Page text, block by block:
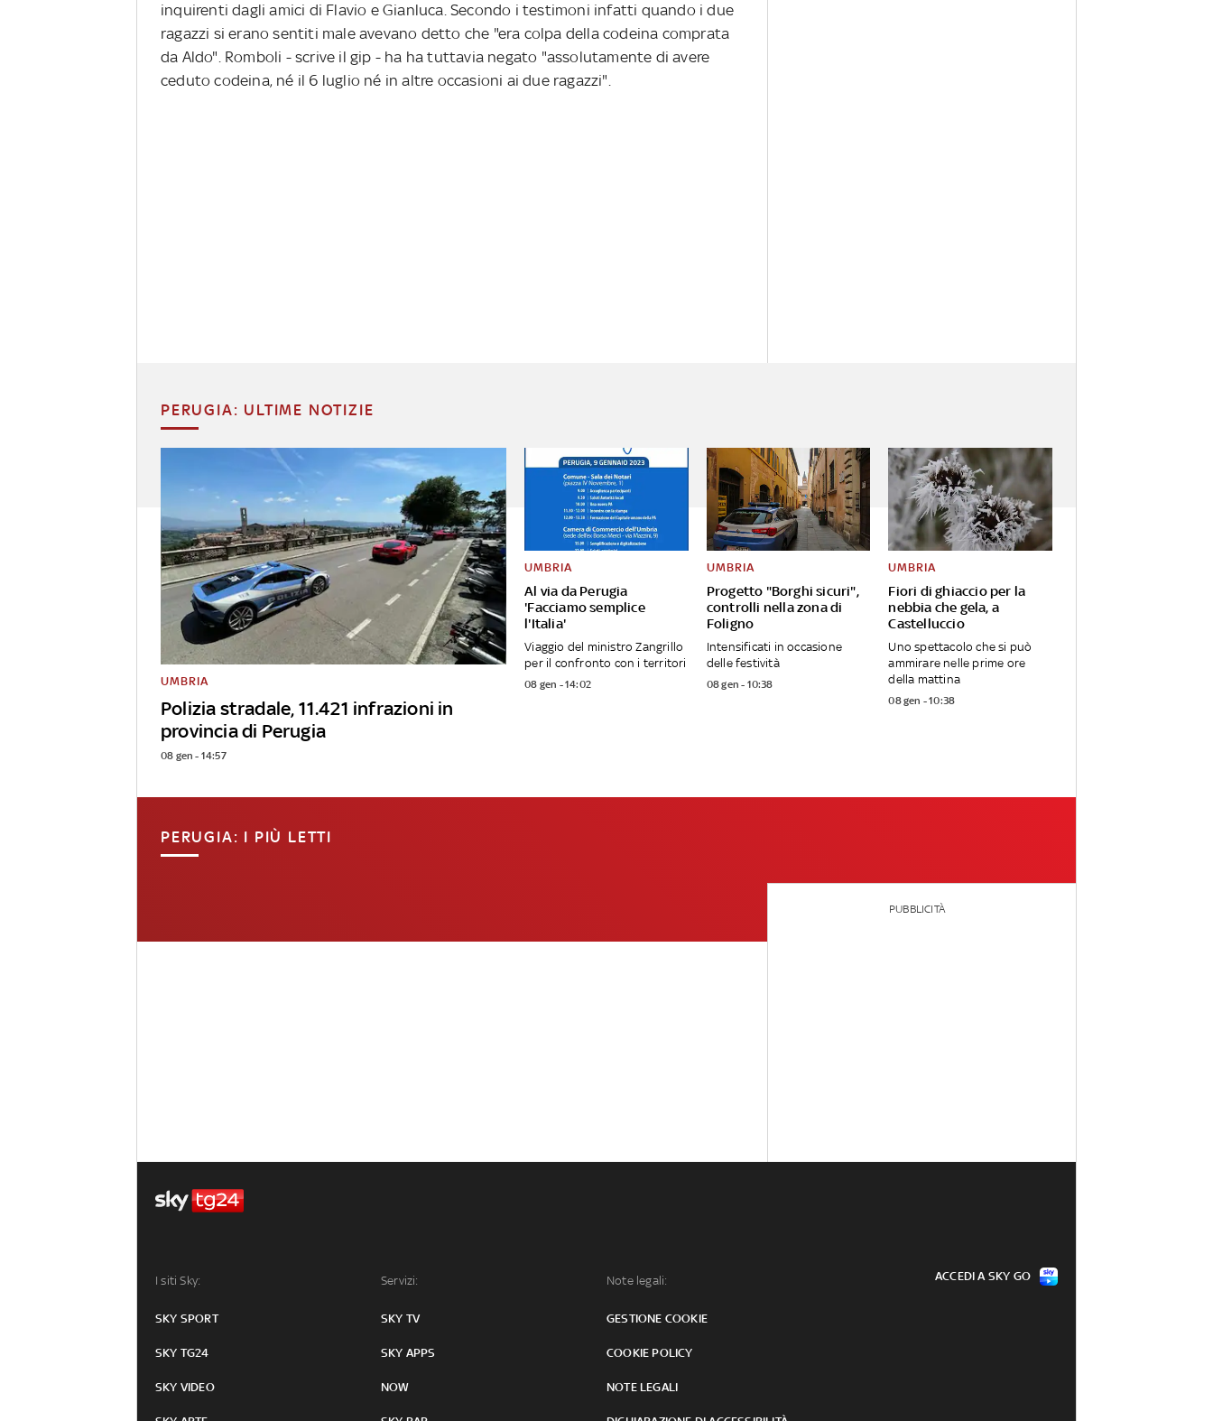
inquirenti dagli amici di Flavio e Gianluca. Secondo i testimoni infatti quando i due
ragazzi si erano sentiti male avevano detto che "era colpa della codeina comprata
da Aldo". Romboli - scrive il gip - ha ha tuttavia negato "assolutamente di avere
ceduto codeina, né il 6 luglio né in altre occasioni ai due ragazzi".
PERUGIA: ULTIME NOTIZIE
Polizia stradale, 11.421 infrazioni in
provincia di Perugia
UMBRIA
08 gen - 14:57
Al via da Perugia
'Facciamo semplice
l'Italia'
UMBRIA
Viaggio del ministro Zangrillo
per il confronto con i territori
08 gen - 14:02
Progetto "Borghi sicuri",
controlli nella zona di
Foligno
UMBRIA
Intensificati in occasione
delle festività
08 gen - 10:38
Fiori di ghiaccio per la
nebbia che gela, a
Castelluccio
UMBRIA
Uno spettacolo che si può
ammirare nelle prime ore
della mattina
08 gen - 10:38
PERUGIA: I PIÙ LETTI
PUBBLICITÀ
I siti Sky:
SKY SPORT
SKY TG24
SKY VIDEO
Servizi:
SKY TV
SKY APPS
NOW
Note legali:
GESTIONE COOKIE
COOKIE POLICY
NOTE LEGALI
ACCEDI A SKY GO